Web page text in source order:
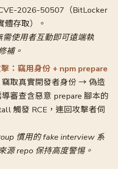
2026-50507（BitLocker
體存取）。
使用者互動即可遠端執
補。
：竊用身份 + npm prepare
取真實開發者身份 → 偽造
審查含惡意 prepare 腳本的
觸發 RCE，連回攻擊者伺
慣用的 fake interview 系
源 repo 保持高度警惕。